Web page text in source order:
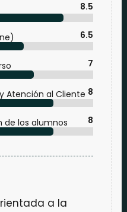
8.5
6.5
7
Atención al Cliente 8
de los alumnos 8
a la